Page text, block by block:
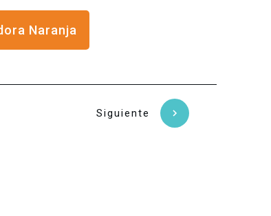
Naranja
Siguiente